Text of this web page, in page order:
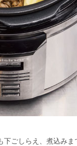
ごしらえ、煮込み